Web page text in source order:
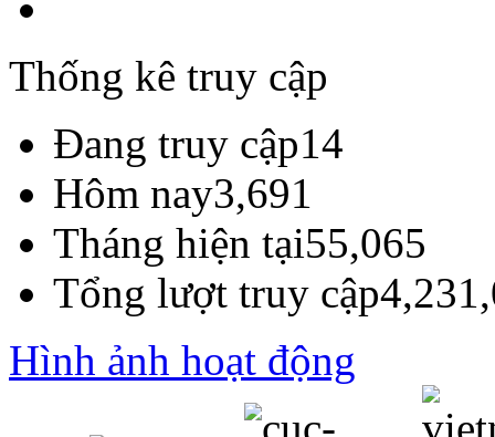
Thống kê truy cập
Đang truy cập14
Hôm nay3,691
Tháng hiện tại55,065
Tổng lượt truy cập
Hình ảnh hoạt động